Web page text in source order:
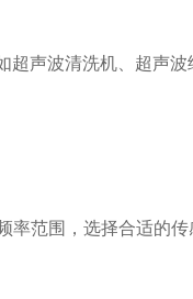
声波清洗机、超声波
范围，选择合适的传